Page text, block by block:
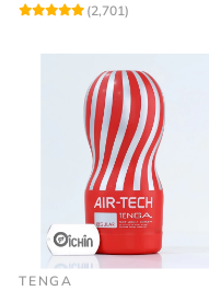
(2,701)
TENGA